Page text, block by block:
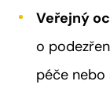
Veřejný
o
péče nebo